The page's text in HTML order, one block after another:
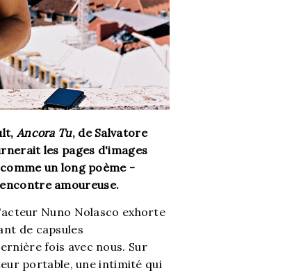
Ancora Tu, de Salvatore
les pages d'images
un long poème -
amoureuse.
Nuno Nolasco exhorte
de capsules
fois avec nous. Sur
portable, une intimité qui